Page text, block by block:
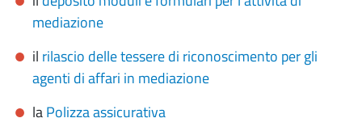
mediazione
il rilascio delle tessere di riconoscimento per gli
agenti di affari in mediazione
laPolizza assicurativa